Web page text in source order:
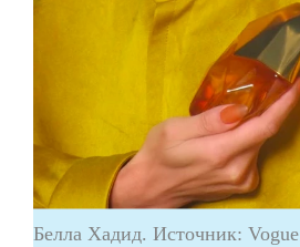
Белла Хадид. Источник: Vogue